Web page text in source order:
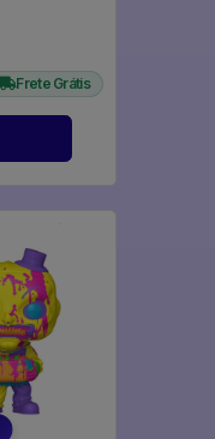
Frete Grátis